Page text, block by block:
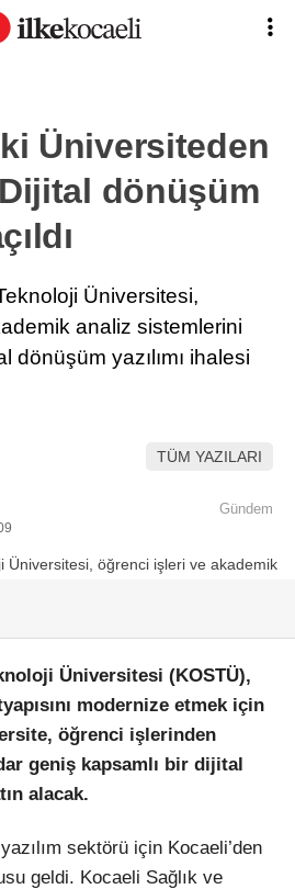
Üniversiteden
dönüşüm
Üniversitesi,
analiz sistemlerini
dönüşüm yazılımı ihalesi
TÜM YAZILARI
Gündem
Üniversitesi (KOSTÜ),
modernize etmek için
öğrenci işlerinden
geniş kapsamlı bir dijital
alacak.
sektörü için Kocaeli’den
geldi. Kocaeli Sağlık ve